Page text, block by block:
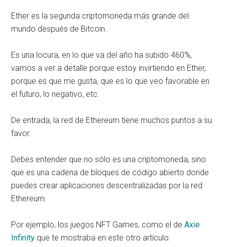
Ether es la segunda criptomoneda más grande del
mundo después de Bitcoin.
Es una locura, en lo que va del año ha subido 460%,
vamos a ver a detalle porque estoy invirtiendo en Ether,
porque es que me gusta, que es lo que veo favorable en
el futuro, lo negativo, etc.
De entrada, la red de Ethereum tiene muchos puntos a su
favor.
Debes entender que no sólo es una criptomoneda, sino
que es una cadena de bloques de código abierto donde
puedes crear aplicaciones descentralizadas por la red
Ethereum.
Por ejemplo, los juegos NFT Games, como el deAxie
Infinity que te mostraba en este otro artículo.